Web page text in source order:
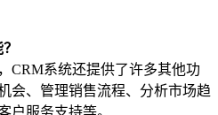
CRM系统还提供了许多其他功
会、管理销售流程、分析市场趋
户服务支持等。